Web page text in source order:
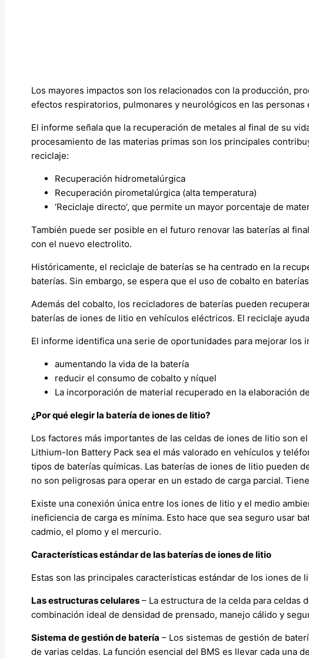
Los mayores impactos son los relacionados con la producción,
efectos respiratorios, pulmonares y neurológicos en las
El informe señala que la recuperación de metales al final de su
procesamiento de las materias primas son los principales
reciclaje:
Recuperación hidrometalúrgica
Recuperación pirometalúrgica (alta temperatura)
‘Reciclaje directo’, que permite un mayor porcentaje de
También puede ser posible en el futuro renovar las baterías al
con el nuevo electrolito.
Históricamente, el reciclaje de baterías se ha centrado en la
baterías. Sin embargo, se espera que el uso de cobalto en
Además del cobalto, los recicladores de baterías pueden
baterías de iones de litio en vehículos eléctricos. El reciclaje
El informe identifica una serie de oportunidades para mejorar
aumentando la vida de la batería
reducir el consumo de cobalto y níquel
La incorporación de material recuperado en la elaboración
¿Por qué elegir la batería de iones de litio?
Los factores más importantes de las celdas de iones de litio son
Lithium-Ion Battery Pack sea el más valorado en vehículos y
tipos de baterías químicas. Las baterías de iones de litio pueden
no son peligrosas para operar en un estado de carga parcial.
Existe una conexión única entre los iones de litio y el medio
ineficiencia de carga es mínima. Esto hace que sea seguro usar
cadmio, el plomo y el mercurio.
Características estándar de las baterías de iones de litio
Estas son las principales características estándar de los iones de
Las estructuras celulares – La estructura de la celda para celdas
combinación ideal de densidad de prensado, manejo cálido y
Sistema de gestión de batería – Los sistemas de gestión de
de varias celdas. La función esencial del BMS es llevar cada una